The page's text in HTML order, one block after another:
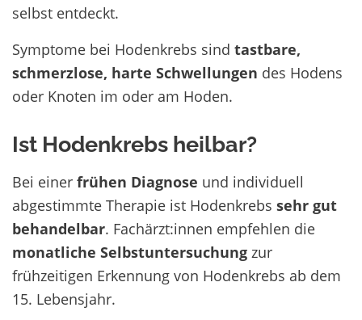
selbst entdeckt.
Symptome bei Hodenkrebs sind tastbare,
schmerzlose, harte Schwellungen des Hodens
oder Knoten im oder am Hoden.
Ist Hodenkrebs heilbar?
Bei einer frühen Diagnose und individuell
abgestimmte Therapie ist Hodenkrebs sehr gut
behandelbar. Fachärzt:innen empfehlen die
monatliche Selbstuntersuchung zur
frühzeitigen Erkennung von Hodenkrebs ab dem
15. Lebensjahr.